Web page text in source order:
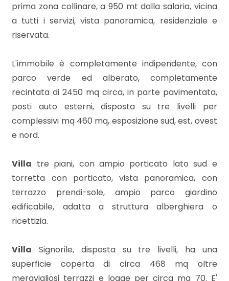
prima zona collinare, a 950 mt dalla salaria, vicina
a tutti i servizi, vista panoramica, residenziale e
riservata.
L'immobile è completamente indipendente, con
parco verde ed alberato, completamente
recintata di 2450 mq circa, in parte pavimentata,
posti auto esterni, disposta su tre livelli per
complessivi mq 460 mq, esposizione sud, est, ovest
e nord.
Villa tre piani, con ampio porticato lato sud e
torretta con porticato, vista panoramica, con
terrazzo prendi-sole, ampio parco giardino
edificabile, adatta a struttura alberghiera o
ricettizia.
Villa Signorile, disposta su tre livelli, ha una
superficie coperta di circa 468 mq oltre
meravigliosi terrazzi e logge per circa mq 70. E'
mq
Locali
Qualsiasi